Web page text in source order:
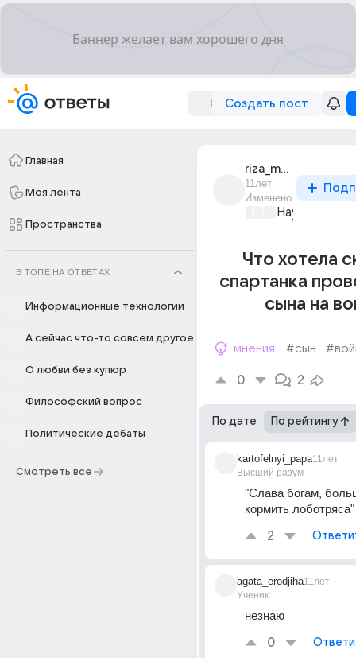
Создать пост
Главная
Моя лента
Пространства
В ТОПЕ НА ОТВЕТАХ
Информационные технологии
А сейчас что-то совсем другое
О любви без купюр
Философский вопрос
Политические дебаты
Смотреть все
riza_mamudov
11лет
Изменено
Наука
Что хотела
спартанка
сына на
мнения #сын
0 2
По дате По рейтингу
kartofelnyi_papa
Высший разум
11лет
"Слава богам,
кормить лоботряса"
2
agata_erodjiha
Ученик
11лет
незнаю
0